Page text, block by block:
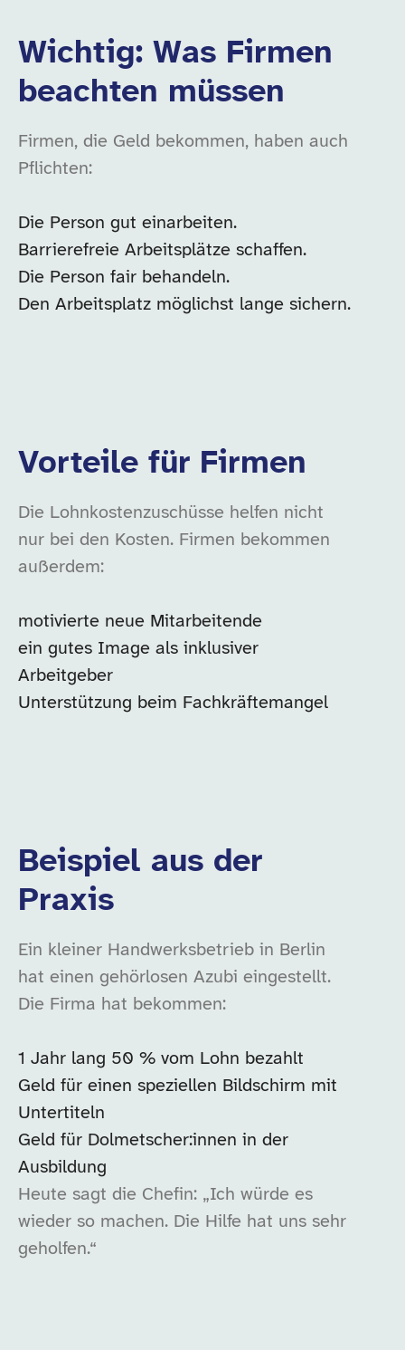
Wichtig: Was Firmen
beachten müssen
Firmen, die Geld bekommen, haben auch
Pflichten:
Die Person gut einarbeiten.
Barrierefreie Arbeitsplätze schaffen.
Die Person fair behandeln.
Den Arbeitsplatz möglichst lange sichern.
Vorteile für Firmen
Die Lohnkostenzuschüsse helfen nicht
nur bei den Kosten. Firmen bekommen
außerdem:
motivierte neue Mitarbeitende
ein gutes Image als inklusiver
Arbeitgeber
Unterstützung beim Fachkräftemangel
Beispiel aus der
Praxis
Ein kleiner Handwerksbetrieb in Berlin
hat einen gehörlosen Azubi eingestellt.
Die Firma hat bekommen:
1 Jahr lang 50 % vom Lohn bezahlt
Geld für einen speziellen Bildschirm mit
Untertiteln
Geld für Dolmetscher:innen in der
Ausbildung
Heute sagt die Chefin: „Ich würde es
wieder so machen. Die Hilfe hat uns sehr
geholfen.“